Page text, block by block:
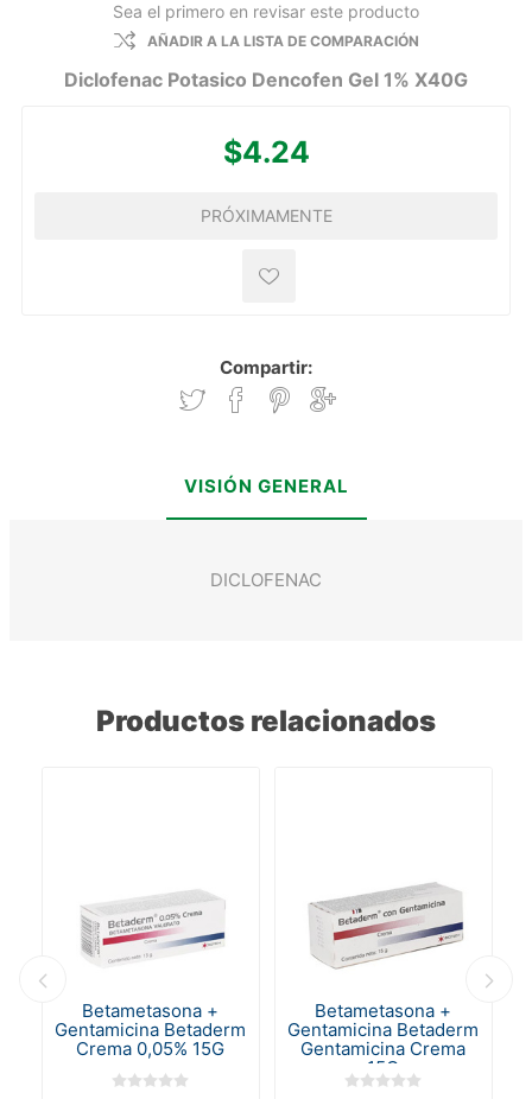
Sea el primero en revisar este producto
AÑADIR A LA LISTA DE COMPARACIÓN
Diclofenac Potasico Dencofen Gel 1% X40G
$4.24
PRÓXIMAMENTE
Compartir:
VISIÓN GENERAL
DICLOFENAC
Productos relacionados
Betametasona +
Gentamicina Betaderm
Crema 0,05% 15G
Betametasona +
Gentamicina Betaderm
Gentamicina Crema
15G